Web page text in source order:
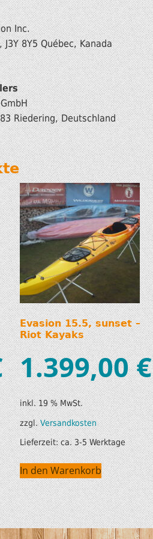
Inc.
8Y5 Québec, Kanada
Riedering, Deutschland
Evasion 15.5, sunset –
Riot Kayaks
1.399,00€
inkl. 19 % MwSt.
zzgl.Versandkosten
Lieferzeit:ca. 3-5 Werktage
In den Warenkorb